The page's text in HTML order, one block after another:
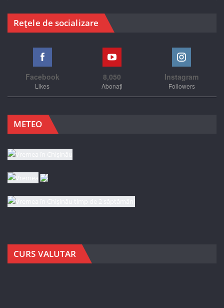
Rețele de socializare
Facebook
Likes
8,050
Abonați
Instagram
Followers
METEO
CURS VALUTAR